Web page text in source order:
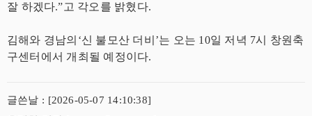
잘 하겠다.”고 각오를 밝혔다.
김해와 경남의‘신 불모산 더비’는 오는 10일 저녁 7시 창원축
구센터에서 개최될 예정이다.
글쓴날 : [2026-05-07 14:10:38]